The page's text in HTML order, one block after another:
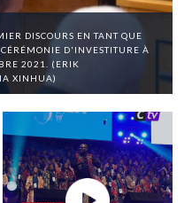
DISCOURS EN TANT QUE
D'INVESTITURE À
2021. (ERIK
XINHUA)